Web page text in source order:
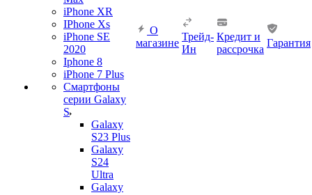
iPhone XR
IPhone Xs
iPhone SE
2020
Iphone 8
iPhone 7 Plus
Смартфоны
серии Galaxy
S
Galaxy
S23 Plus
Galaxy
S24
Ultra
Galaxy
О
магазине
Трейд-
Ин
Кредит и
рассрочка
Гарантия